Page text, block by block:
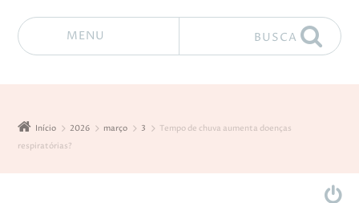
MENU BUSCA
Início 2026 março 3
Tempo de chuva aumenta doenças
respiratórias?